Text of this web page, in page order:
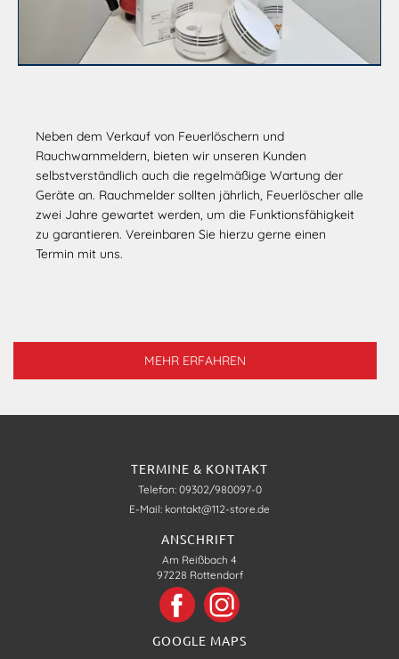
Neben dem Verkauf von Feuerlöschern und
Rauchwarnmeldern, bieten wir unseren Kunden
selbstverständlich auch die regelmäßige Wartung der
Geräte an. Rauchmelder sollten jährlich, Feuerlöscher alle
zwei Jahre gewartet werden, um die Funktionsfähigkeit
zu garantieren. Vereinbaren Sie hierzu gerne einen
Termin mit uns.
MEHR ERFAHREN
TERMINE & KONTAKT
Telefon: 09302/980097-0
E-Mail: kontakt@112-store.de
ANSCHRIFT
Am Reißbach 4
97228 Rottendorf
GOOGLE MAPS